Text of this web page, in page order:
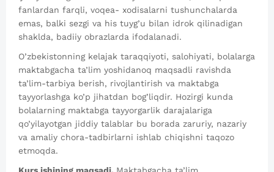
fanlardan farqli, voqea- xodisalarni tushunchalarda
emas, balki sezgi va his tuyg’u bilan idrok qilinadigan
shaklda, badiiy obrazlarda ifodalanadi.
O’zbekistonning kelajak taraqqiyoti, salohiyati, bolalarga
maktabgacha ta’lim yoshidanoq maqsadli ravishda
ta’lim-tarbiya berish, rivojlantirish va maktabga
tayyorlashga ko’p jihatdan bog’liqdir. Hozirgi kunda
bolalarning maktabga tayyorgarlik darajalariga
qo’yilayotgan jiddiy talablar bu borada zaruriy, nazariy
va amaliy chora-tadbirlarni ishlab chiqishni taqozo
etmoqda.
Kurs ishining maqsadi. Maktabgacha ta’lim